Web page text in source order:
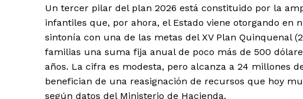
Un tercer pilar del plan 2026 está constituido por la
infantiles que, por ahora, el Estado viene otorgando en
sintonía con una de las metas del XV Plan Quinquenal
familias una suma fija anual de poco más de 500
años. La cifra es modesta, pero alcanza a 24 millones
benefician de una reasignación de recursos que hoy
según datos del Ministerio de Hacienda.